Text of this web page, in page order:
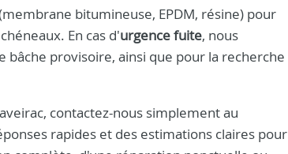
bitumineuse, EPDM, résine) pour
En cas d'urgence fuite, nous
provisoire, ainsi que pour la recherche
contactez-nous simplement au
rapides et des estimations claires pour